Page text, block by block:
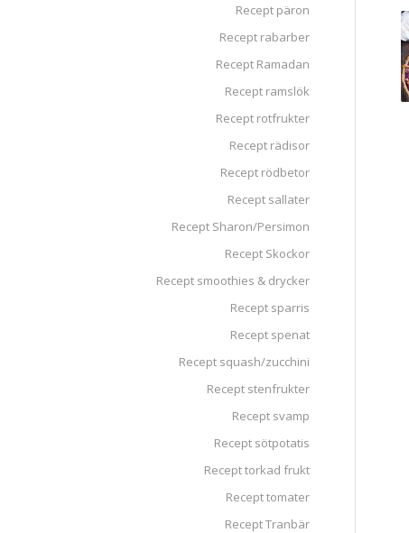
Recept päron
Recept rabarber
Recept Ramadan
Recept ramslök
Recept rotfrukter
Recept rädisor
Recept rödbetor
Recept sallater
Recept Sharon/Persimon
Recept Skockor
Recept smoothies & drycker
Recept sparris
Recept spenat
Recept squash/zucchini
Recept stenfrukter
Recept svamp
Recept sötpotatis
Recept torkad frukt
Recept tomater
Recept Tranbär